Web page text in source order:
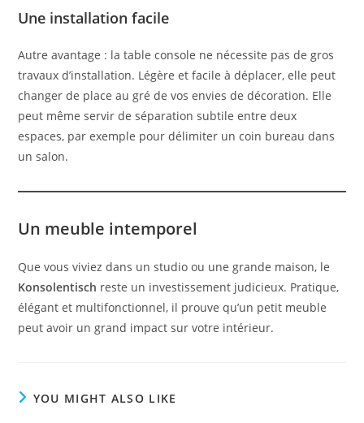
Une installation facile
Autre avantage : la table console ne nécessite pas de gros
travaux d’installation. Légère et facile à déplacer, elle peut
changer de place au gré de vos envies de décoration. Elle
peut même servir de séparation subtile entre deux
espaces, par exemple pour délimiter un coin bureau dans
un salon.
Un meuble intemporel
Que vous viviez dans un studio ou une grande maison, le
Konsolentisch reste un investissement judicieux. Pratique,
élégant et multifonctionnel, il prouve qu’un petit meuble
peut avoir un grand impact sur votre intérieur.
YOU MIGHT ALSO LIKE